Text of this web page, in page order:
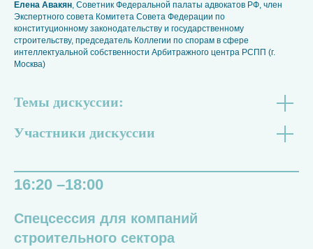
Елена Авакян, Советник Федеральной палаты адвокатов РФ, член
Экспертного совета Комитета Совета Федерации по
конституционному законодательству и государственному
строительству, председатель Коллегии по спорам в сфере
интеллектуальной собственности Арбитражного центра РСПП (г.
Москва)
Темы дискуссии:
Участники дискуссии
16:20 –18:00
Спецсессия для компаний
строительного сектора